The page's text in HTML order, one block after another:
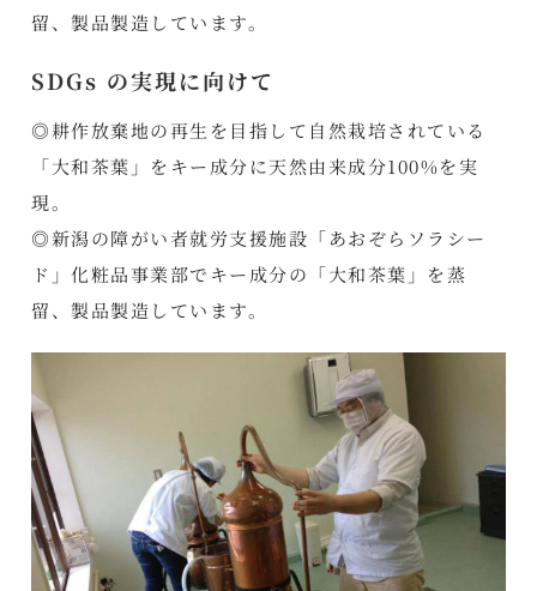
留、製品製造しています。
SDGs の実現に向けて
◎耕作放棄地の再生を目指して自然栽培されている
「大和茶葉」をキー成分に天然由来成分100%を実
現。
◎新潟の障がい者就労支援施設「あおぞらソラシー
ド」化粧品事業部でキー成分の「大和茶葉」を蒸
留、製品製造しています。